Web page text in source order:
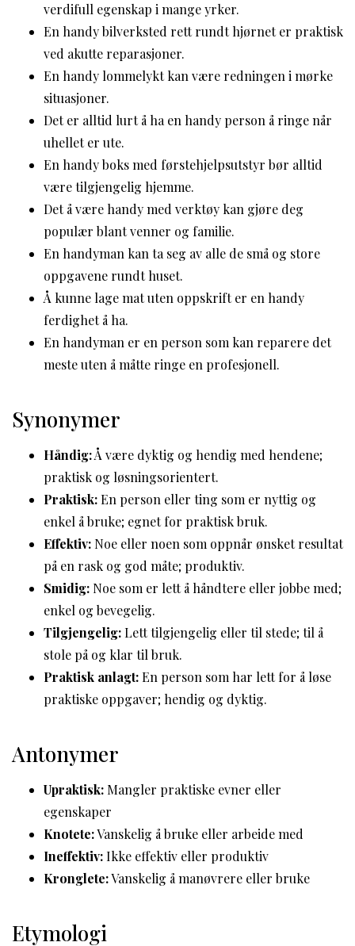
verdifull egenskap i mange yrker.
En handy bilverksted rett rundt hjørnet er praktisk
ved akutte reparasjoner.
En handy lommelykt kan være redningen i mørke
situasjoner.
Det er alltid lurt å ha en handy person å ringe når
uhellet er ute.
En handy boks med førstehjelpsutstyr bør alltid
være tilgjengelig hjemme.
Det å være handy med verktøy kan gjøre deg
populær blant venner og familie.
En handyman kan ta seg av alle de små og store
oppgavene rundt huset.
Å kunne lage mat uten oppskrift er en handy
ferdighet å ha.
En handyman er en person som kan reparere det
meste uten å måtte ringe en profesjonell.
Synonymer
Håndig:Å være dyktig og hendig med hendene;
praktisk og løsningsorientert.
Praktisk:En person eller ting som er nyttig og
enkel å bruke; egnet for praktisk bruk.
Effektiv: Noe eller noen som oppnår ønsket resultat
på en rask og god måte; produktiv.
Smidig: Noe som er lett å håndtere eller jobbe med;
enkel og bevegelig.
Tilgjengelig:Lett tilgjengelig eller til stede; til å
stole på og klar til bruk.
Praktisk anlagt:En person som har lett for å løse
praktiske oppgaver; hendig og dyktig.
Antonymer
Upraktisk: Mangler praktiske evner eller
egenskaper
Knotete:Vanskelig å bruke eller arbeide med
Ineffektiv:Ikke effektiv eller produktiv
Kronglete:Vanskelig å manøvrere eller bruke
Etymologi